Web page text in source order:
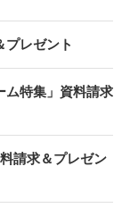
プレゼント
ム特集」資料請求
請求＆プレゼン